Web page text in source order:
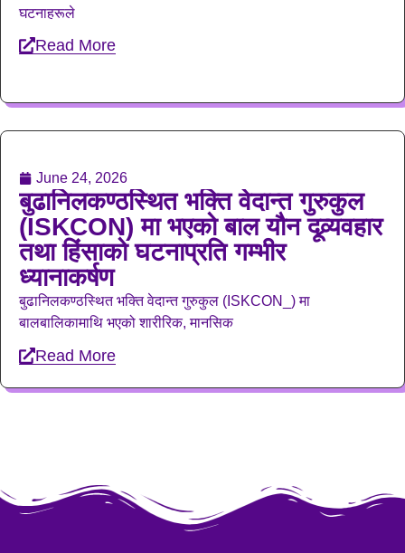
घटनाहरूले
Read More
June 24, 2026
बुढानिलकण्ठस्थित भक्ति वेदान्त गुरुकुल
(ISKCON) मा भएको बाल यौन दूव्र्यवहार
तथा हिंसाको घटनाप्रति गम्भीर
ध्यानाकर्षण
बुढानिलकण्ठस्थित भक्ति वेदान्त गुरुकुल (ISKCON_) मा
बालबालिकामाथि भएको शारीरिक, मानसिक
Read More